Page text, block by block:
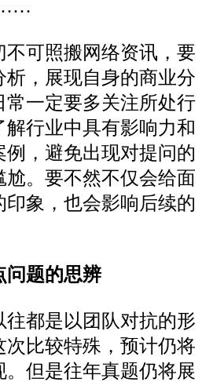
……
不可照搬网络资讯，要
，展现自身的商业分
常一定要多关注所处行
行业中具有影响力和
，避免出现对提问的
尬。要不然不仅会给面
象，也会影响后续的
问题的思辨
都是以团队对抗的形
次比较特殊，预计仍将
。但是往年真题仍将展